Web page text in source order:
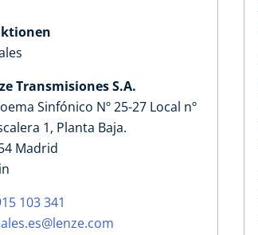
Transmisiones S.A.
Sinfónico Nº 25-27 Local nº
1, Planta Baja.
Madrid
103 341